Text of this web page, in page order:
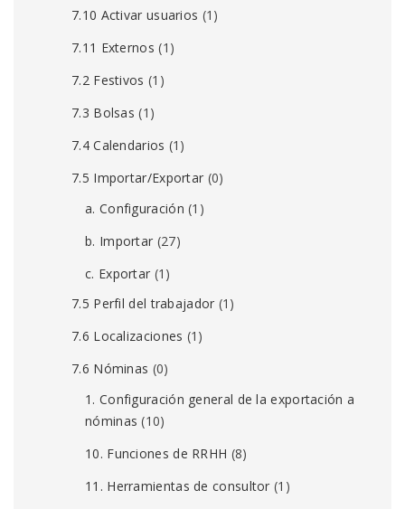
7.10 Activar usuarios (1)
7.11 Externos (1)
7.2 Festivos (1)
7.3 Bolsas (1)
7.4 Calendarios (1)
7.5 Importar/Exportar (0)
a. Configuración (1)
b. Importar (27)
c. Exportar (1)
7.5 Perfil del trabajador (1)
7.6 Localizaciones (1)
7.6 Nóminas (0)
1. Configuración general de la exportación a
nóminas (10)
10. Funciones de RRHH (8)
11. Herramientas de consultor (1)